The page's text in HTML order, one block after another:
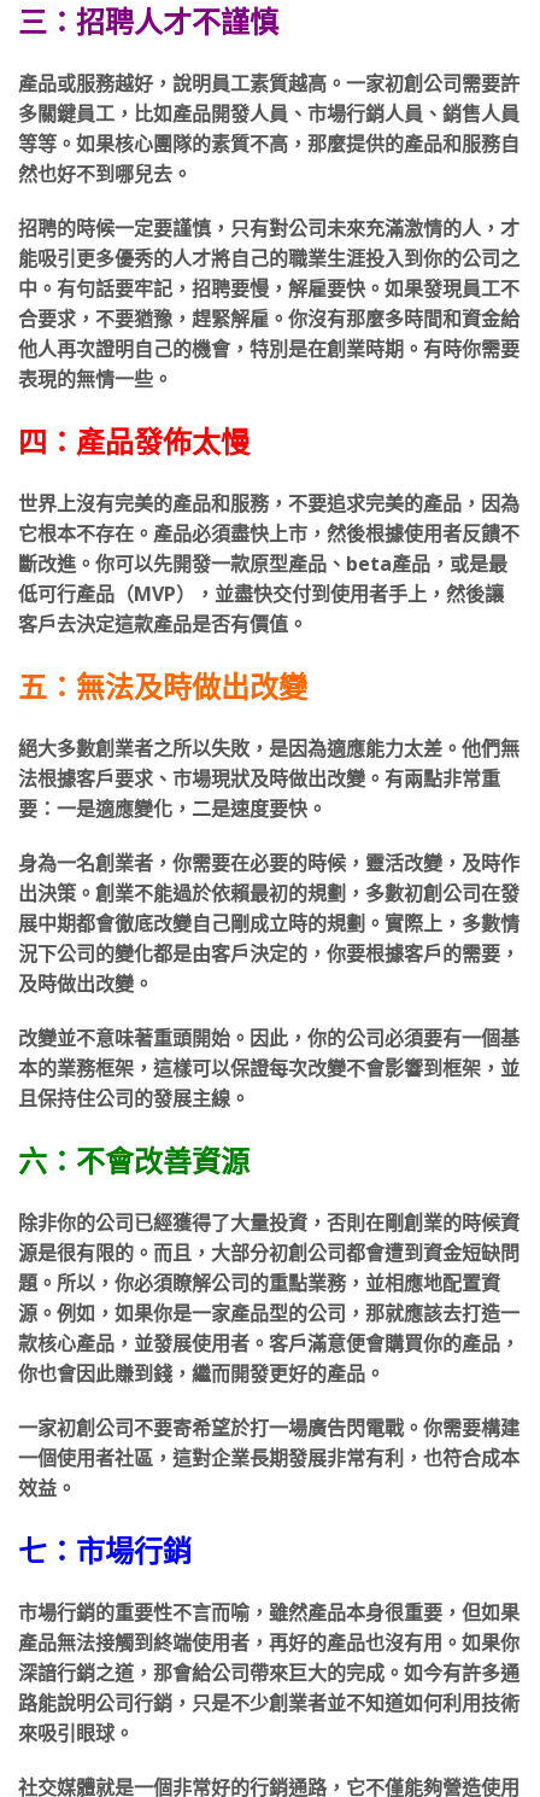
三：招聘人才不謹慎
產品或服務越好，說明員工素質越高。一家初創公司需要許
多關鍵員工，比如產品開發人員、市場行銷人員、銷售人員
等等。如果核心團隊的素質不高，那麼提供的產品和服務自
然也好不到哪兒去。
招聘的時候一定要謹慎，只有對公司未來充滿激情的人，才
能吸引更多優秀的人才將自己的職業生涯投入到你的公司之
中。有句話要牢記，招聘要慢，解雇要快。如果發現員工不
合要求，不要猶豫，趕緊解雇。你沒有那麼多時間和資金給
他人再次證明自己的機會，特別是在創業時期。有時你需要
表現的無情一些。
四：產品發佈太慢
世界上沒有完美的產品和服務，不要追求完美的產品，因為
它根本不存在。產品必須盡快上市，然後根據使用者反饋不
斷改進。你可以先開發一款原型產品、beta產品，或是最
低可行產品（MVP），並盡快交付到使用者手上，然後讓
客戶去決定這款產品是否有價值。
五：無法及時做出改變
絕大多數創業者之所以失敗，是因為適應能力太差。他們無
法根據客戶要求、市場現狀及時做出改變。有兩點非常重
要：一是適應變化，二是速度要快。
身為一名創業者，你需要在必要的時候，靈活改變，及時作
出決策。創業不能過於依賴最初的規劃，多數初創公司在發
展中期都會徹底改變自己剛成立時的規劃。實際上，多數情
況下公司的變化都是由客戶決定的，你要根據客戶的需要，
及時做出改變。
改變並不意味著重頭開始。因此，你的公司必須要有一個基
本的業務框架，這樣可以保證每次改變不會影響到框架，並
且保持住公司的發展主線。
六：不會改善資源
除非你的公司已經獲得了大量投資，否則在剛創業的時候資
源是很有限的。而且，大部分初創公司都會遭到資金短缺問
題。所以，你必須瞭解公司的重點業務，並相應地配置資
源。例如，如果你是一家產品型的公司，那就應該去打造一
款核心產品，並發展使用者。客戶滿意便會購買你的產品，
你也會因此賺到錢，繼而開發更好的產品。
一家初創公司不要寄希望於打一場廣告閃電戰。你需要構建
一個使用者社區，這對企業長期發展非常有利，也符合成本
效益。
七：市場行銷
市場行銷的重要性不言而喻，雖然產品本身很重要，但如果
產品無法接觸到終端使用者，再好的產品也沒有用。如果你
深諳行銷之道，那會給公司帶來巨大的完成。如今有許多通
路能說明公司行銷，只是不少創業者並不知道如何利用技術
來吸引眼球。
社交媒體就是一個非常好的行銷通路，它不僅能夠營造使用